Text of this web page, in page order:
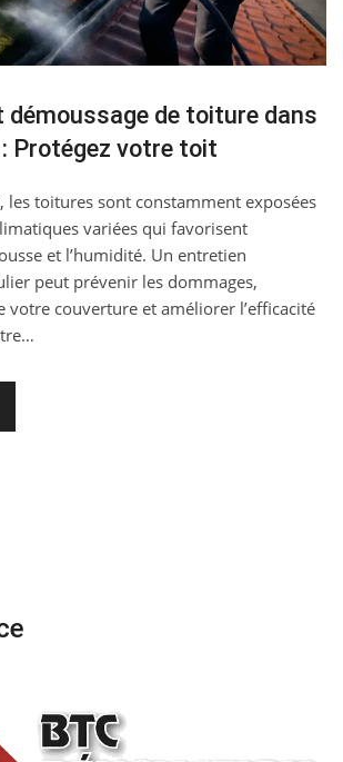
démoussage de toiture dans
: Protégez votre toit
les toitures sont constamment exposées
variées qui favorisent
et l’humidité. Un entretien
peut prévenir les dommages,
votre couverture et améliorer l’efficacité